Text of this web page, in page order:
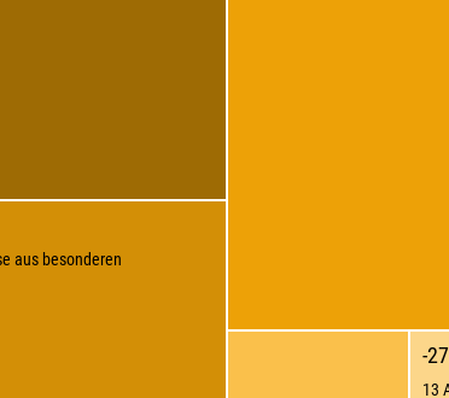
aus besonderen
-
13